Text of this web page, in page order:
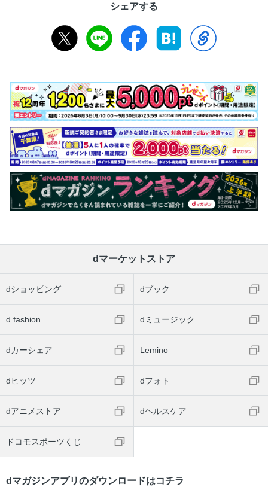
シェアする
dマーケットストア
dショッピング dブック
d fashion dミュージック
dカーシェア Lemino
dヒッツ dフォト
dアニメストア dヘルスケア
ドコモスポーツくじ
dマガジンアプリのダウンロードはコチラ